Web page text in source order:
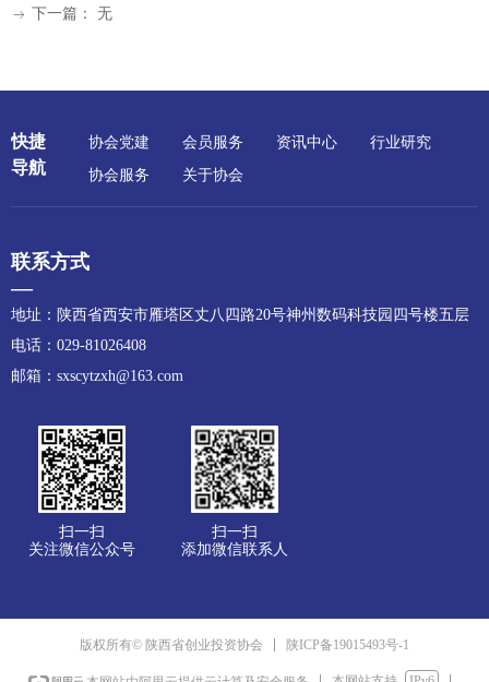
ꁹ 下一篇： 无
快捷
导航
协会党建 会员服务 资讯中心
行业研究
协会服务
关于协会
联系方式
—
地址：陕西省西安市雁塔区丈八四路20号神州数码科技园四号楼五层
电话：029-81026408
邮箱：sxscytzxh@163.com
扫一扫
添加微信联系人
扫一扫
关注微信公众号
版权所有© 陕西省创业投资协会 陕ICP备19015493号-1